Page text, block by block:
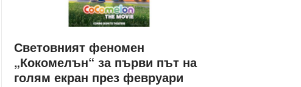
Световният феномен
„Кокомелън“ за първи път на
голям екран през февруари